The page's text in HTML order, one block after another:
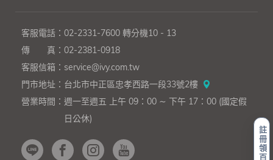
註
冊
領
百
客服電話： 02-2331-7600 轉分機10 - 13
傳 真： 02-2381-0918
客服信箱： service@ivy.com.tw
門市地址： 台北市中正區忠孝西路一段33號2樓
營業時間： 週一至週五 上午 09：00 ∼ 下午 17：00 (國定假
日公休)